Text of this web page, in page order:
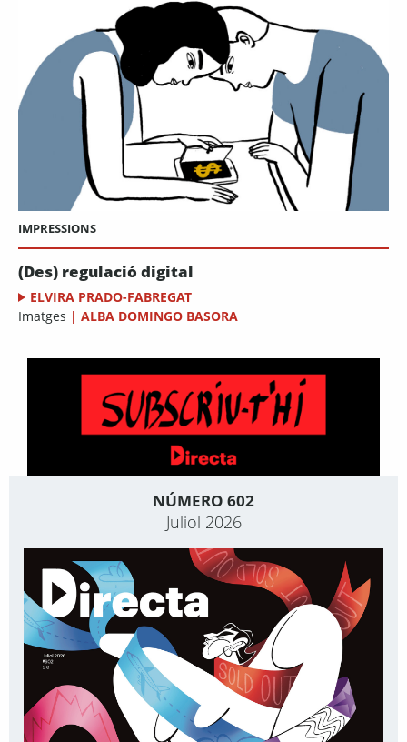
IMPRESSIONS
(Des) regulació digital
ELVIRA PRADO-FABREGAT
Imatges | ALBA DOMINGO BASORA
NÚMERO 602
Juliol 2026